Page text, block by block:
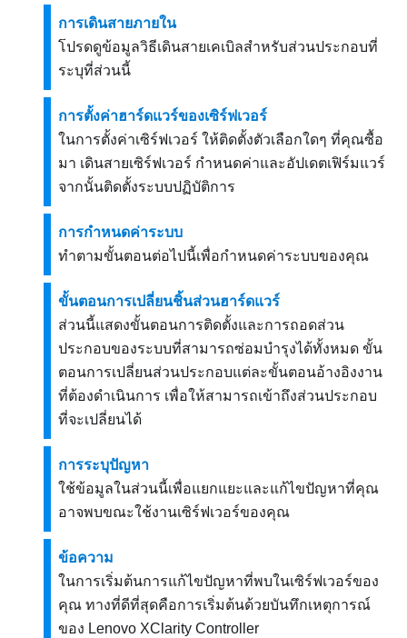
การเดินสายภายใน
โปรดดูข้อมูลวิธีเดินสายเคเบิลสำหรับส่วนประกอบที่
ระบุที่ส่วนนี้
การตั้งค่าฮาร์ดแวร์ของเซิร์ฟเวอร์
ในการตั้งค่าเซิร์ฟเวอร์ ให้ติดตั้งตัวเลือกใดๆ ที่คุณซื้อ
มา เดินสายเซิร์ฟเวอร์ กำหนดค่าและอัปเดตเฟิร์มแวร์
จากนั้นติดตั้งระบบปฏิบัติการ
การกำหนดค่าระบบ
ทำตามขั้นตอนต่อไปนี้เพื่อกำหนดค่าระบบของคุณ
ขั้นตอนการเปลี่ยนชิ้นส่วนฮาร์ดแวร์
ส่วนนี้แสดงขั้นตอนการติดตั้งและการถอดส่วน
ประกอบของระบบที่สามารถซ่อมบำรุงได้ทั้งหมด ขั้น
ตอนการเปลี่ยนส่วนประกอบแต่ละขั้นตอนอ้างอิงงาน
ที่ต้องดำเนินการ เพื่อให้สามารถเข้าถึงส่วนประกอบ
ที่จะเปลี่ยนได้
การระบุปัญหา
ใช้ข้อมูลในส่วนนี้เพื่อแยกแยะและแก้ไขปัญหาที่คุณ
อาจพบขณะใช้งานเซิร์ฟเวอร์ของคุณ
ข้อความ
ในการเริ่มต้นการแก้ไขปัญหาที่พบในเซิร์ฟเวอร์ของ
คุณ ทางที่ดีที่สุดคือการเริ่มต้นด้วยบันทึกเหตุการณ์
ของ Lenovo XClarity Controller